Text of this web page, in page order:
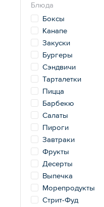
Блюда
Боксы
Канапе
Закуски
Бургеры
Сэндвичи
Тарталетки
Пицца
Барбекю
Салаты
Пироги
Завтраки
Фрукты
Десерты
Выпечка
Морепродукты
Стрит-Фуд